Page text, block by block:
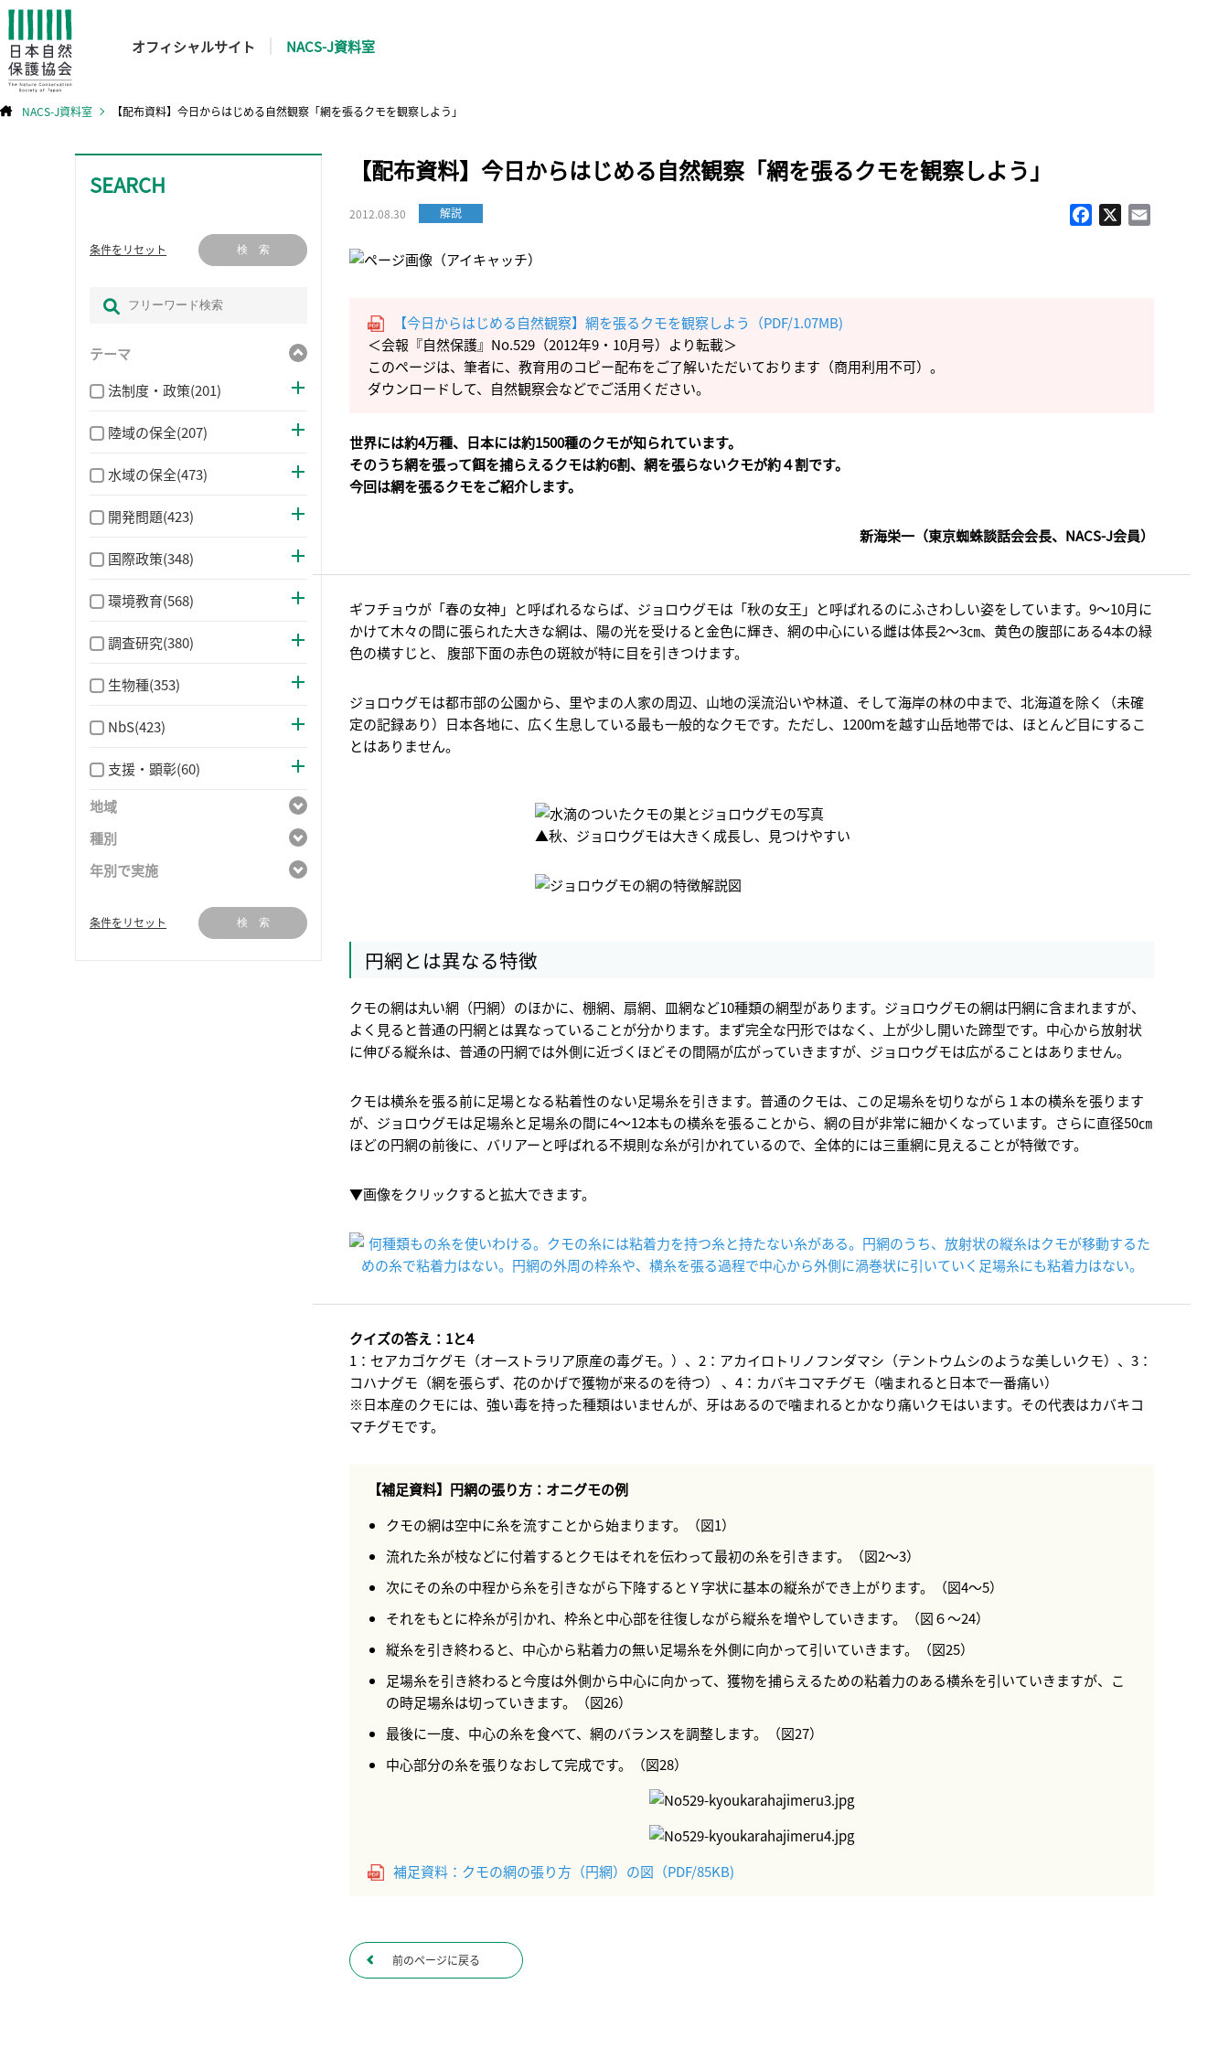
オフィシャルサイト NACS-J資料室
NACS-J資料室 【配布資料】今日からはじめる自然観察「網を張るクモを観察しよう」
SEARCH
条件をリセット 検 索
テーマ
法制度・政策(201)
陸域の保全(207)
水域の保全(473)
開発問題(423)
国際政策(348)
環境教育(568)
調査研究(380)
生物種(353)
NbS(423)
支援・顕彰(60)
地域
種別
年別で実施
条件をリセット 検 索
【配布資料】今日からはじめる自然観察「網を張るクモを観察しよう」
2012.08.30 解説 Facebook
【今日からはじめる自然観察】網を張るクモを観察しよう（PDF/1.07MB)
＜会報『自然保護』No.529（2012年9・10月号）より転載＞
このページは、筆者に、教育用のコピー配布をご了解いただいております（商用利用不可）。
ダウンロードして、自然観察会などでご活用ください。
世界には約4万種、日本には約1500種のクモが知られています。
そのうち網を張って餌を捕らえるクモは約6割、網を張らないクモが約４割です。
今回は網を張るクモをご紹介します。
新海栄一（東京蜘蛛談話会会長、NACS-J会員）
ギフチョウが「春の女神」と呼ばれるならば、ジョロウグモは「秋の女王」と呼ばれるのにふさわしい姿をしています。9～10月に
かけて木々の間に張られた大きな網は、陽の光を受けると金色に輝き、網の中心にいる雌は体長2～3㎝、黄色の腹部にある4本の緑
色の横すじと、 腹部下面の赤色の斑紋が特に目を引きつけます。
ジョロウグモは都市部の公園から、里やまの人家の周辺、山地の渓流沿いや林道、そして海岸の林の中まで、北海道を除く（未確
定の記録あり）日本各地に、広く生息している最も一般的なクモです。ただし、1200ｍを越す山岳地帯では、ほとんど目にするこ
とはありません。
▲秋、ジョロウグモは大きく成長し、見つけやすい
円網とは異なる特徴
クモの網は丸い網（円網）のほかに、棚網、扇網、皿網など10種類の網型があります。ジョロウグモの網は円網に含まれますが、
よく見ると普通の円網とは異なっていることが分かります。まず完全な円形ではなく、上が少し開いた蹄型です。中心から放射状
に伸びる縦糸は、普通の円網では外側に近づくほどその間隔が広がっていきますが、ジョロウグモは広がることはありません。
クモは横糸を張る前に足場となる粘着性のない足場糸を引きます。普通のクモは、この足場糸を切りながら１本の横糸を張ります
が、ジョロウグモは足場糸と足場糸の間に4～12本もの横糸を張ることから、網の目が非常に細かくなっています。さらに直径50㎝
ほどの円網の前後に、バリアーと呼ばれる不規則な糸が引かれているので、全体的には三重網に見えることが特徴です。
▼画像をクリックすると拡大できます。
クイズの答え：1と4
1：セアカゴケグモ（オーストラリア原産の毒グモ。）、2：アカイロトリノフンダマシ（テントウムシのような美しいクモ）、3：
コハナグモ（網を張らず、花のかげで獲物が来るのを待つ） 、4：カバキコマチグモ（噛まれると日本で一番痛い）
※日本産のクモには、強い毒を持った種類はいませんが、牙はあるので噛まれるとかなり痛いクモはいます。その代表はカバキコ
マチグモです。
【補足資料】円網の張り方：オニグモの例
クモの網は空中に糸を流すことから始まります。（図1）
流れた糸が枝などに付着するとクモはそれを伝わって最初の糸を引きます。（図2～3）
次にその糸の中程から糸を引きながら下降するとＹ字状に基本の縦糸ができ上がります。（図4～5）
それをもとに枠糸が引かれ、枠糸と中心部を往復しながら縦糸を増やしていきます。（図６～24）
縦糸を引き終わると、中心から粘着力の無い足場糸を外側に向かって引いていきます。（図25）
足場糸を引き終わると今度は外側から中心に向かって、獲物を捕らえるための粘着力のある横糸を引いていきますが、こ
の時足場糸は切っていきます。（図26）
最後に一度、中心の糸を食べて、網のバランスを調整します。（図27）
中心部分の糸を張りなおして完成です。（図28）
補足資料：クモの網の張り方（円網）の図（PDF/85KB)
前のページに戻る